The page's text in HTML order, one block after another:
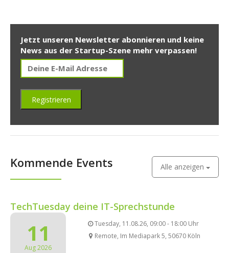
Jetzt unseren Newsletter abonnieren und keine
News aus der Startup-Szene mehr verpassen!
Kommende Events Alle anzeigen
TechTuesday deine IT-Sprechstunde
11
Aug 2026
Tuesday, 11.08.26, 09:00 - 18:00 Uhr
Remote, Im Mediapark 5, 50670 Köln